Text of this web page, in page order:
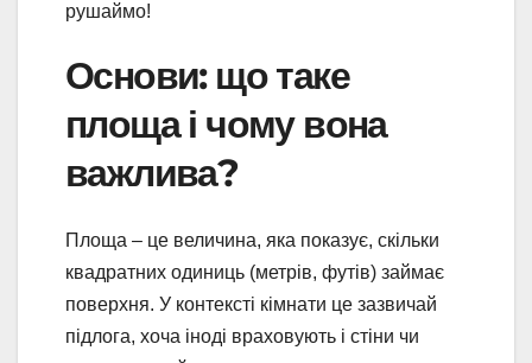
рушаймо!
Основи: що таке
площа і чому вона
важлива?
Площа – це величина, яка показує, скільки
квадратних одиниць (метрів, футів) займає
поверхня. У контексті кімнати це зазвичай
підлога, хоча іноді враховують і стіни чи